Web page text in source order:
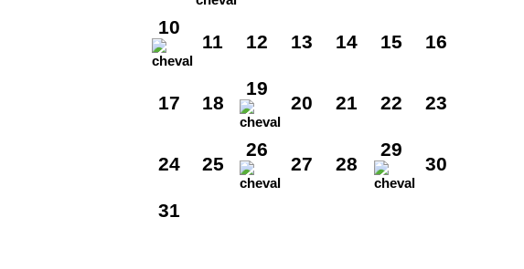
10
11 12 13 14 15 16
17 18
19
20 21 22 23
24 25
26
27 28
29
30
31